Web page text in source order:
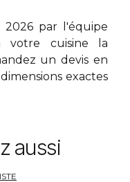
par l'équipe
votre cuisine la
un devis en
exactes
aussi